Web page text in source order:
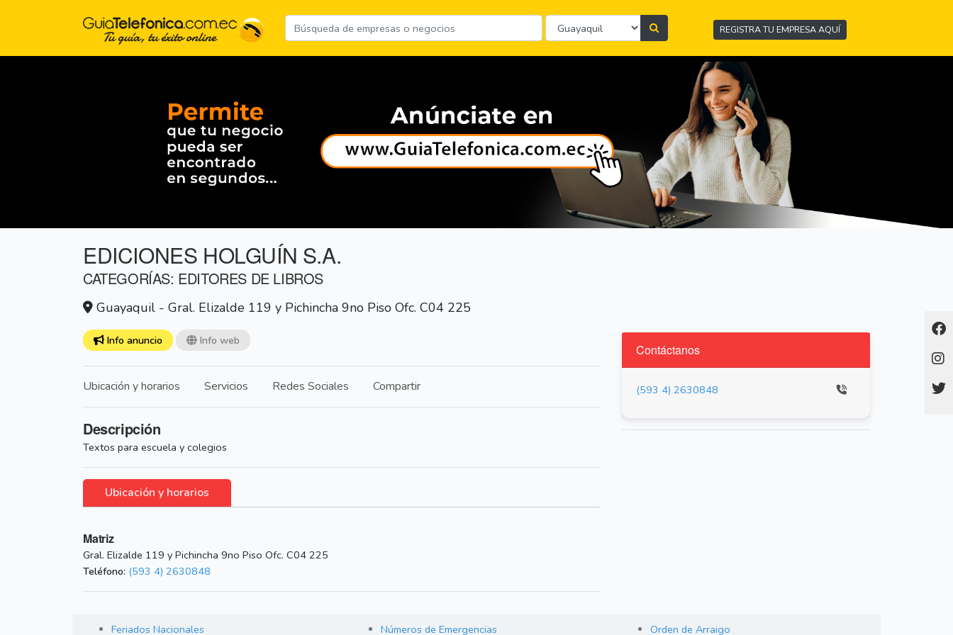
REGISTRA TU EMPRESA AQUÍ
EDICIONES HOLGUÍN S.A.
CATEGORÍAS: EDITORES DE LIBROS
Guayaquil - Gral. Elizalde 119 y Pichincha 9no Piso Ofc. C04 225
Info anuncio Info web
Ubicación y horarios Servicios Redes Sociales Compartir
Descripción
Textos para escuela y colegios
Ubicación y horarios
Matriz
Gral. Elizalde 119 y Pichincha 9no Piso Ofc. C04 225
Teléfono: (593 4) 2630848
Contáctanos
(593 4) 2630848
Feriados Nacionales Números de Emergencias Orden de Arraigo